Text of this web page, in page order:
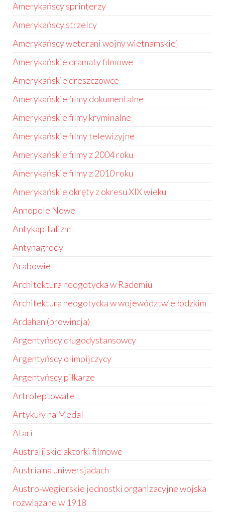
Amerykańscy sprinterzy
Amerykańscy strzelcy
Amerykańscy weterani wojny wietnamskiej
Amerykańskie dramaty filmowe
Amerykańskie dreszczowce
Amerykańskie filmy dokumentalne
Amerykańskie filmy kryminalne
Amerykańskie filmy telewizyjne
Amerykańskie filmy z 2004 roku
Amerykańskie filmy z 2010 roku
Amerykańskie okręty z okresu XIX wieku
Annopole Nowe
Antykapitalizm
Antynagrody
Arabowie
Architektura neogotycka w Radomiu
Architektura neogotycka w województwie łódzkim
Ardahan (prowincja)
Argentyńscy długodystansowcy
Argentyńscy olimpijczycy
Argentyńscy piłkarze
Artroleptowate
Artykuły na Medal
Atari
Australijskie aktorki filmowe
Austria na uniwersjadach
Austro-węgierskie jednostki organizacyjne wojska
rozwiązane w 1918